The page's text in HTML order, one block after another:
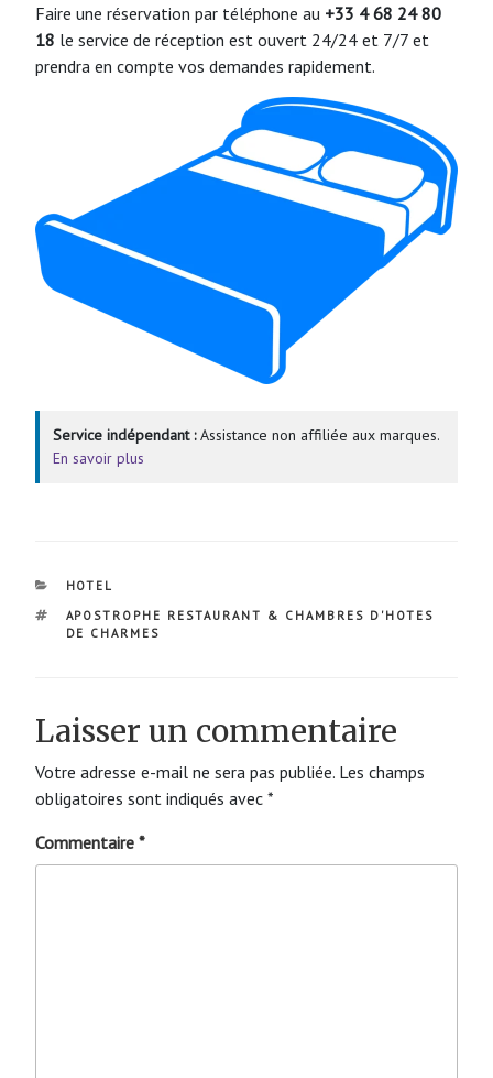
Faire une réservation par téléphone au +33 4 68 24 80
18 le service de réception est ouvert 24/24 et 7/7 et
prendra en compte vos demandes rapidement.
Service indépendant :Assistance non affiliée aux marques.
En savoir plus
CATÉGORIES
HOTEL
ÉTIQUETTES
APOSTROPHE RESTAURANT & CHAMBRES D'HOTES
DE CHARMES
Laisser un commentaire
Votre adresse e-mail ne sera pas publiée. Les champs
obligatoires sont indiqués avec *
Commentaire *